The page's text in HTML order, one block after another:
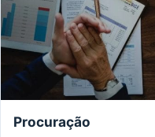
Procuração